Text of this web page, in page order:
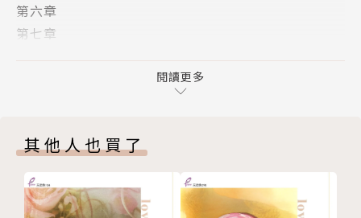
第六章
第七章
閱讀更多
其他人也買了